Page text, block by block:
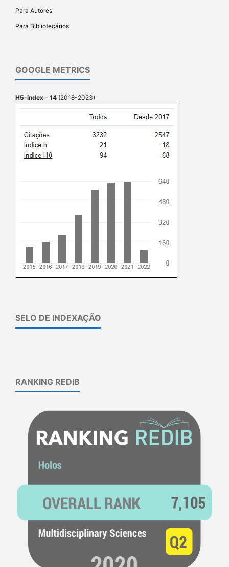
Para Autores
Para Bibliotecários
GOOGLE METRICS
H5-index – 14 (2018-2023)
SELO DE INDEXAÇÃO
RANKING REDIB